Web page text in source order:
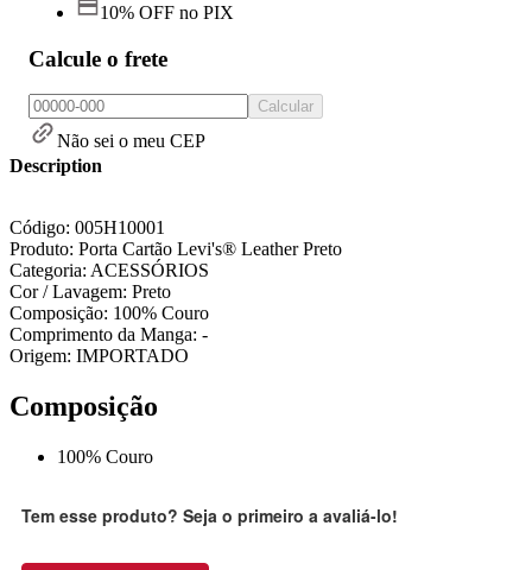
10% OFF no PIX
Calcule o frete
Calcular
Não sei o meu CEP
Description
Código: 005H10001
Produto: Porta Cartão Levi's® Leather Preto
Categoria: ACESSÓRIOS
Cor / Lavagem: Preto
Composição: 100% Couro
Comprimento da Manga: -
Origem: IMPORTADO
Composição
100% Couro
Tem esse produto? Seja o primeiro a avaliá-lo!